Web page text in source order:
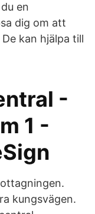
en
dig om att
kan hjälpa till
-
1 -
kungsvägen.